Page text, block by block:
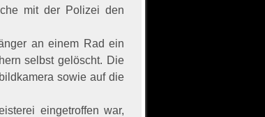
mit der Polizei den
an einem Rad ein
selbst gelöscht. Die
sowie auf die
eingetroffen war,